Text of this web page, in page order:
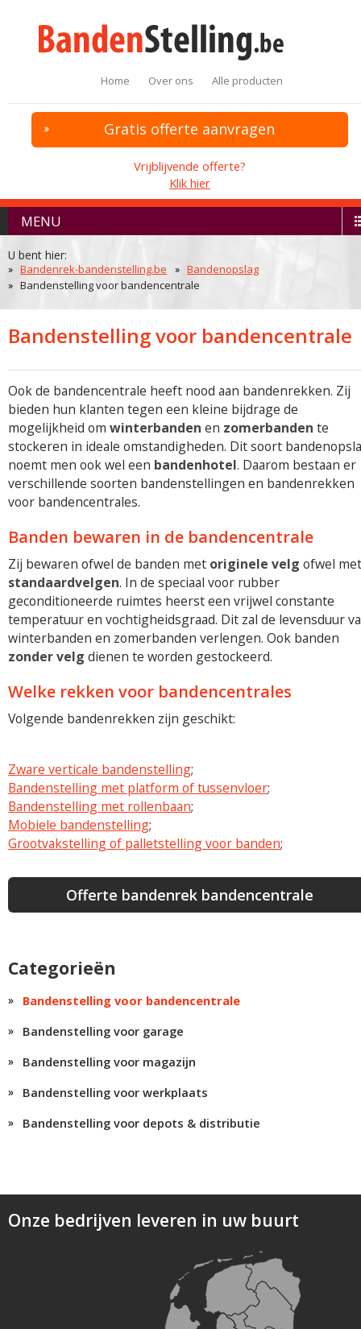
Home Over ons Alle producten
Gratis offerte aanvragen
Vrijblijvende offerte?
Klik hier
MENU
U bent hier:
Bandenrek-bandenstelling.be
Bandenopslag
Bandenstelling voor bandencentrale
Bandenstelling voor bandencentrale
Ook de bandencentrale heeft nood aan bandenrekken. Zij
bieden hun klanten tegen een kleine bijdrage de
mogelijkheid om winterbanden en zomerbanden te
stockeren in ideale omstandigheden. Dit soort
noemt men ook wel een bandenhotel. Daarom bestaan er
verschillende soorten bandenstellingen en bandenrekken
voor bandencentrales.
Banden bewaren in de bandencentrale
Zij bewaren ofwel de banden met originele velg ofwel met
standaardvelgen. In de speciaal voor rubber
geconditioneerde ruimtes heerst een vrijwel constante
temperatuur en vochtigheidsgraad. Dit zal de levensduur
winterbanden en zomerbanden verlengen. Ook banden
zonder velg dienen te worden gestockeerd.
Welke rekken voor bandencentrales
Volgende bandenrekken zijn geschikt:
Zware verticale bandenstelling;
Bandenstelling met platform of tussenvloer;
Bandenstelling met rollenbaan;
Mobiele bandenstelling;
Grootvakstelling of palletstelling voor banden;
Offerte bandenrek bandencentrale
Categorieën
Bandenstelling voor bandencentrale
Bandenstelling voor garage
Bandenstelling voor magazijn
Bandenstelling voor werkplaats
Bandenstelling voor depots & distributie
Onze bedrijven leveren in uw buurt